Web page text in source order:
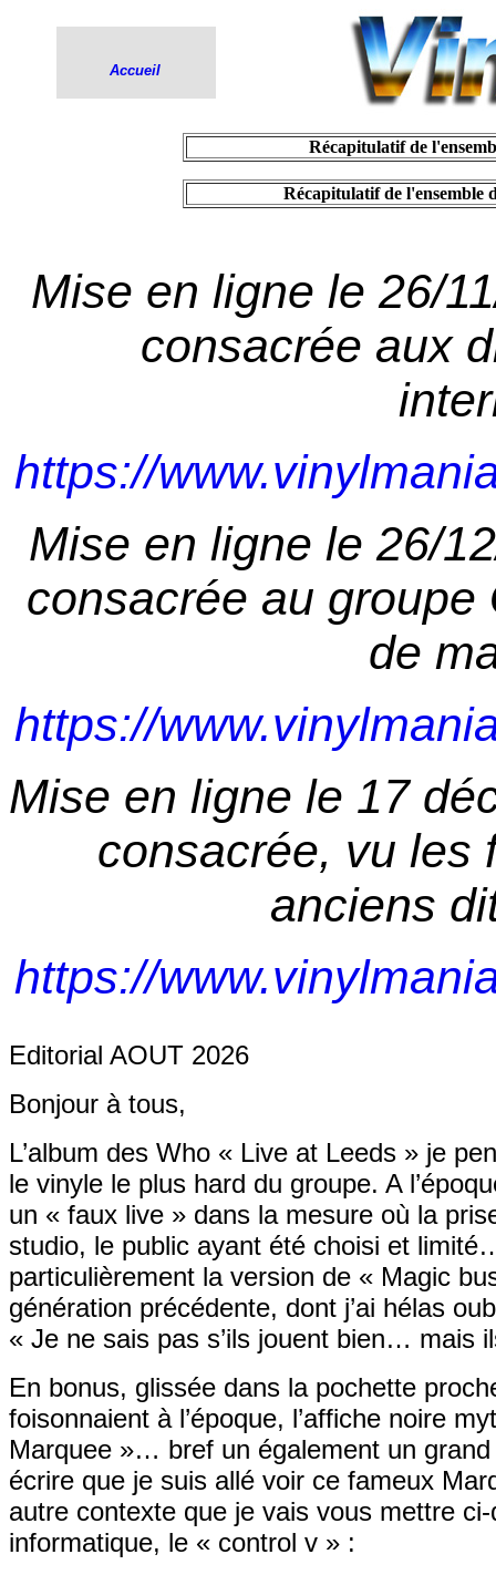
Accueil
Récapitulatif de
Récapitulatif de l'ensemble
Mise en ligne le 26/
consacrée aux
https://
Mise en ligne le 26/
consacrée au
de
https://
Mise en ligne le 17
consacrée, vu les
anciens
https://
Editorial AOUT 2026
Bonjour à tous,
L’album des Who « Live at Leeds » je
le vinyle le plus hard du groupe. A
un « faux live » dans la mesure où la
studio, le public ayant été choisi et
particulièrement la version de « Magic
génération précédente, dont j’ai hélas
« Je ne sais pas s’ils jouent bien… mais
En bonus, glissée dans la pochette
foisonnaient à l’époque, l’affiche noire
Marquee »… bref un également un
écrire que je suis allé voir ce fameux
autre contexte que je vais vous mettre
informatique, le « control v » :